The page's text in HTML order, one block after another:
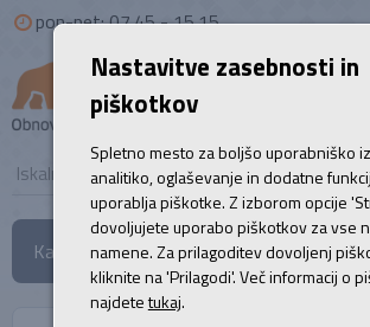
pon-pet: 07.45 - 15.15
Kategorije
Nastavitve zasebnosti in
piškotkov
Spletno mesto za boljšo uporabniško
analitiko, oglaševanje in dodatne
uporablja piškotke. Z izborom opcije
dovoljujete uporabo piškotkov za vse
namene. Za prilagoditev dovoljenj
kliknite na 'Prilagodi'. Več informacij o
najdetetukaj.